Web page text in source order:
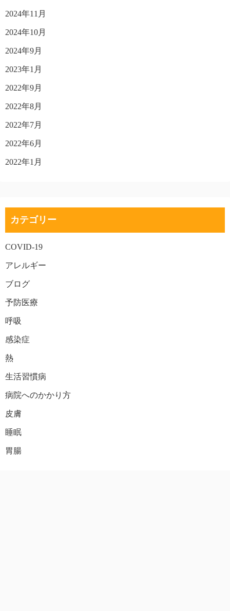
2024年11月
2024年10月
2024年9月
2023年1月
2022年9月
2022年8月
2022年7月
2022年6月
2022年1月
カテゴリー
COVID-19
アレルギー
ブログ
予防医療
呼吸
感染症
熱
生活習慣病
病院へのかかり方
皮膚
睡眠
胃腸